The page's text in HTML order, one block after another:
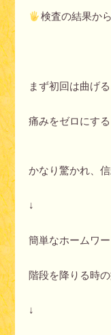
検査の結果か
まず初回は曲げ
痛みをゼロにす
かなり驚かれ、
↓
簡単なホームワ
階段を降りる時
↓